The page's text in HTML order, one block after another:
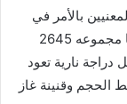
بالأمر في
حالة تلبس حيث تم حجز لدى الموقوفين على ما مجموعه 2645
نارية تعود
الحجم وقنينة غاز